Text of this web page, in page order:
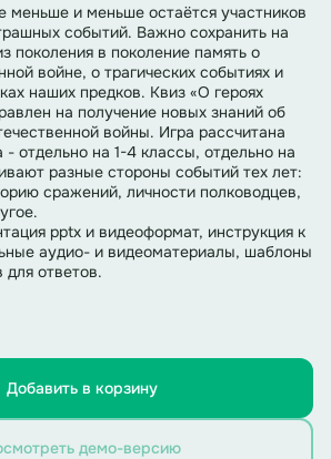
и меньше остаётся участников
событий. Важно сохранить на
поколения в поколение память о
войне, о трагических событиях и
наших предков. Квиз «О героях
на получение новых знаний об
войны. Игра рассчитана
- отдельно на 1-4 классы, отдельно на
разные стороны событий тех лет:
сражений, личности полководцев,
pptx и видеоформат, инструкция к
аудио- и видеоматериалы, шаблоны
ответов.
Добавить в корзину
демо-версию